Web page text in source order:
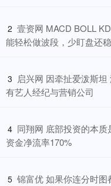
2 壹资网 MACD BOLL
能轻松做波段，少盯盘还稳
3 启兴网 因牵扯爱泼斯
有艺人经纪与营销公司
4 同翔网 底部投资的本质
资金净流率170%
5 锦富优 如果你连分时图